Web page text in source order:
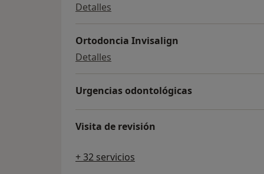
Detalles
Ortodoncia Invisalign
Detalles
Urgencias odontológicas
Visita de revisión
+ 32 servicios